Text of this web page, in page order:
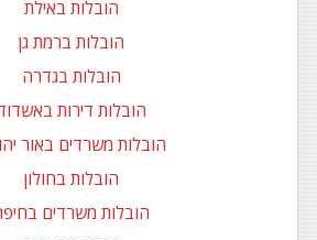
הובלות באילת
הובלות ברמת גן
הובלות בגדרה
הובלות דירות
הובלות משרדים באור
הובלות בחולון
הובלות משרדים